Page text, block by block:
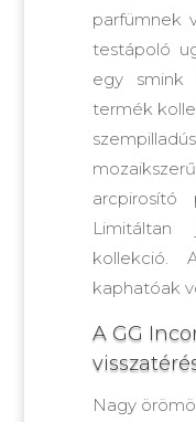
parfümnek
testápoló
egy
termék
arcpirosító
kollekció.
kaphatóak
A GG
Nagy